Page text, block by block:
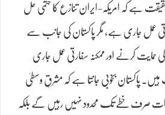
ہے کہ امریکہ-ایران تنازع کا حتمی حل
عمل جاری ہے، مگر پاکستان کی جانب سے
حمایت کرنے اور ممکنہ سفارتی عمل جاری
پاکستان بخوبی جانتا ہے کہ مشرقِ وسطیٰ
صرف خطے تک محدود نہیں رہیں گے بلکہ